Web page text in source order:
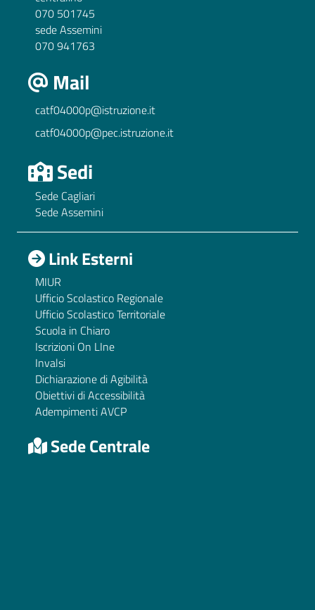
070 501745
sede Assemini
070 941763
Mail
catf04000p@istruzione.it
catf04000p@pec.istruzione.it
Sedi
Sede Cagliari
Sede Assemini
Link Esterni
MIUR
Ufficio Scolastico Regionale
Ufficio Scolastico Territoriale
Scuola in Chiaro
Iscrizioni On LIne
Invalsi
Dichiarazione di Agibilità
Obiettivi di Accessibilità
Adempimenti AVCP
Sede Centrale